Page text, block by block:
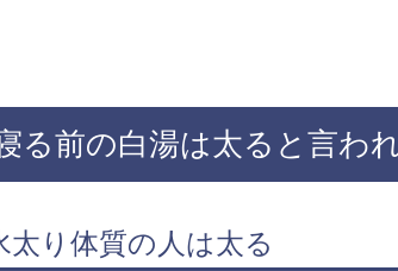
る前の白湯は太ると言わ
太り体質の人は太る